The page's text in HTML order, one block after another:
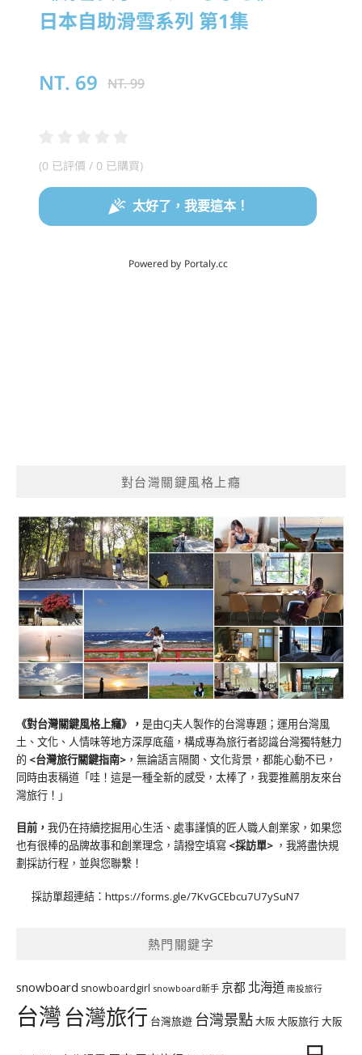
對台灣關鍵風格上癮
《對台灣關鍵風格上癮》 ， 是由CJ夫人製作的台灣專題；運用台灣風
土、文化、人情味等地方深厚底蘊，構成專為旅行者認識台灣獨特魅力
的 <台灣旅行關鍵指南> ，無論語言隔閡、文化背景，都能心動不已，
同時由衷稱道「哇！這是一種全新的感受，太棒了，我要推薦朋友來台
灣旅行！」
目前， 我仍在持續挖掘用心生活、處事謹慎的匠人職人創業家，如果您
也有很棒的品牌故事和創業理念，請撥空填寫 <採訪單> ，我將盡快規
劃採訪行程，並與您聯繫！
採訪單超連結： https://forms.gle/7KvGCEbcu7U7ySuN7
熱門關鍵字
snowboard snowboardgirl snowboard新手 京都 北海道 南投旅行
台灣台灣旅行 台灣旅遊 台灣景點大阪大阪旅行大阪